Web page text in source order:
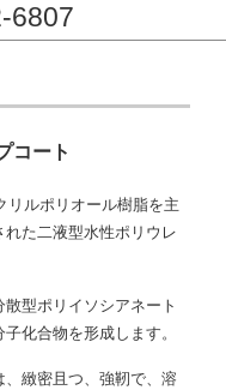
6807
コート
リルポリオール樹脂を主
た二液型水性ポリウレ
型ポリイソシアネート
化合物を形成します。
緻密且つ、強靭で、溶